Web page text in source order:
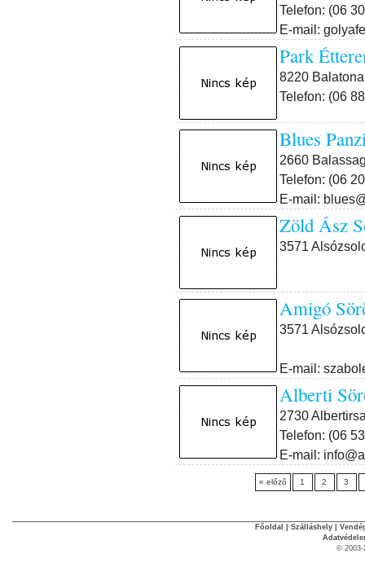
Telefon: (06
E-mail:
Park
8220
Telefon: (06
Blues
2660
Telefon: (06
E-mail:
Zöld Ász
3571
Amigó
3571
E-mail:
Alberti
2730
Telefon: (06
E-mail:
« előző 1 2 3
Főoldal Szálláshely
© 2003-